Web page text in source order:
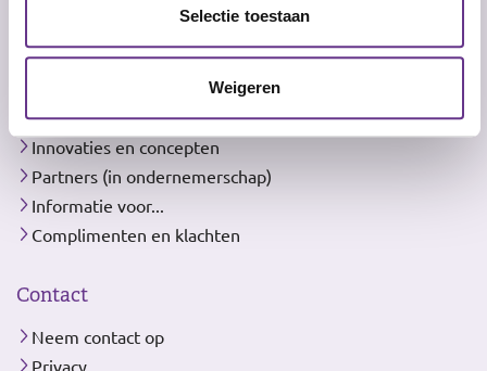
Selectie toestaan
Weigeren
Over Philadelphia
Zeggenschap over je leven
Muziek in onze zorg
Innovaties en concepten
Partners (in ondernemerschap)
Informatie voor...
Complimenten en klachten
Contact
Neem contact op
Privacy